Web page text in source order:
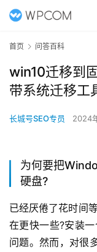
首页 问答百科
win10迁移到
带系统迁移工
长城号SEO专员 2024
为何要把
硬盘?
已经厌倦了花时间
在更快一些?安装
问题。然而，对很